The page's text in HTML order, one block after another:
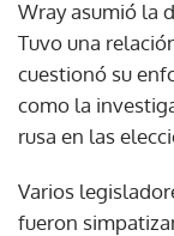
Wray asumió la
Tuvo una
cuestionó su
como la
rusa en las
Varios
fueron